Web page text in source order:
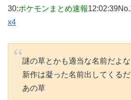
30:ポケモンまとめ速報12:02:39
x4
謎の草とかも適当な名前だよな
新作は凝った名前出してくるだ
あの草